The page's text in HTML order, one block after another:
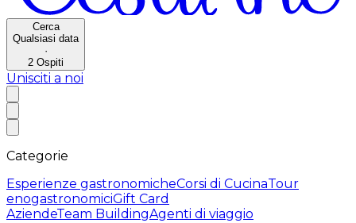
Cerca
Qualsiasi data
·
2 Ospiti
Unisciti a noi
Categorie
Esperienze gastronomicheCorsi di CucinaTour
enogastronomiciGift Card
AziendeTeam BuildingAgenti di viaggio